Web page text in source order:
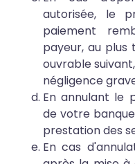
autorisée, le
paiement
payeur, au
ouvrable
négligence
En annulant le
de votre
prestation des
En cas